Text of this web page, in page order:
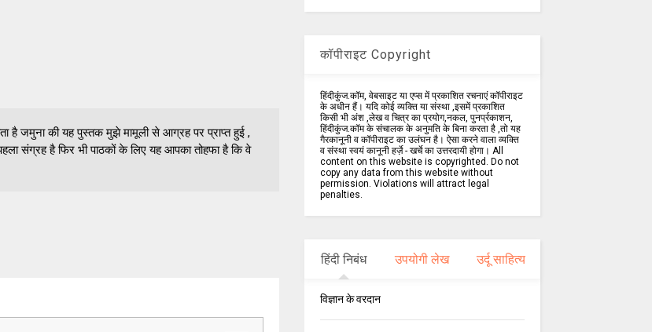
है जमुना की यह पुस्तक मुझे मामूली से आग्रह पर प्राप्त हुई ,
संग्रह है फिर भी पाठकों के लिए यह आपका तोहफा है कि वे
कॉपीराइट Copyright
हिंदीकुंज.कॉम, वेबसाइट या एप्स में प्रकाशित रचनाएं कॉपीराइट
के अधीन हैं। यदि कोई व्यक्ति या संस्था ,इसमें प्रकाशित
किसी भी अंश ,लेख व चित्र का प्रयोग,नकल, पुनर्प्रकाशन,
हिंदीकुंज.कॉम के संचालक के अनुमति के बिना करता है ,तो यह
गैरकानूनी व कॉपीराइट का उलंघन है। ऐसा करने वाला व्यक्ति
व संस्था स्वयं कानूनी हर्ज़े - खर्चे का उत्तरदायी होगा। All
content on this website is copyrighted. Do not
copy any data from this website without
permission. Violations will attract legal
penalties.
हिंदी निबंध उपयोगी लेख उर्दू साहित्य
विज्ञान के वरदान